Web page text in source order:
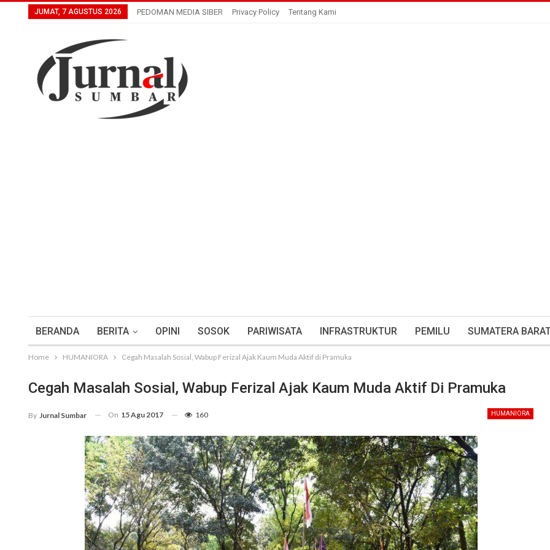
JUMAT, 7 AGUSTUS 2026 PEDOMAN MEDIA SIBER Privacy Policy Tentang Kami
BERANDA BERITA OPINI SOSOK PARIWISATA INFRASTRUKTUR PEMILU SUMATERA
Home HUMANIORA Cegah Masalah Sosial, Wabup Ferizal Ajak Kaum Muda Aktif di Pramuka
Cegah Masalah Sosial, Wabup Ferizal Ajak Kaum Muda Aktif Di Pramuka
HUMANIORA
By Jurnal Sumbar On 15 Agu 2017 160